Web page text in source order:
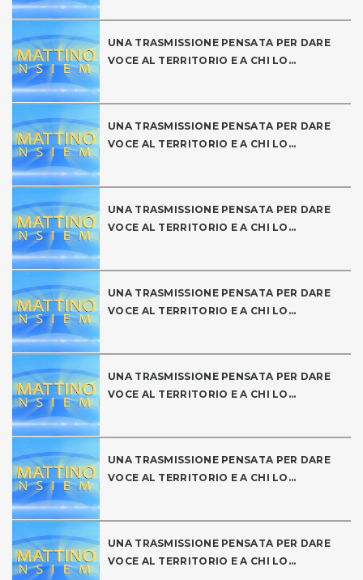
UNA TRASMISSIONE PENSATA PER DARE
VOCE AL TERRITORIO E A CHI LO...
UNA TRASMISSIONE PENSATA PER DARE
VOCE AL TERRITORIO E A CHI LO...
UNA TRASMISSIONE PENSATA PER DARE
VOCE AL TERRITORIO E A CHI LO...
UNA TRASMISSIONE PENSATA PER DARE
VOCE AL TERRITORIO E A CHI LO...
UNA TRASMISSIONE PENSATA PER DARE
VOCE AL TERRITORIO E A CHI LO...
UNA TRASMISSIONE PENSATA PER DARE
VOCE AL TERRITORIO E A CHI LO...
UNA TRASMISSIONE PENSATA PER DARE
VOCE AL TERRITORIO E A CHI LO...